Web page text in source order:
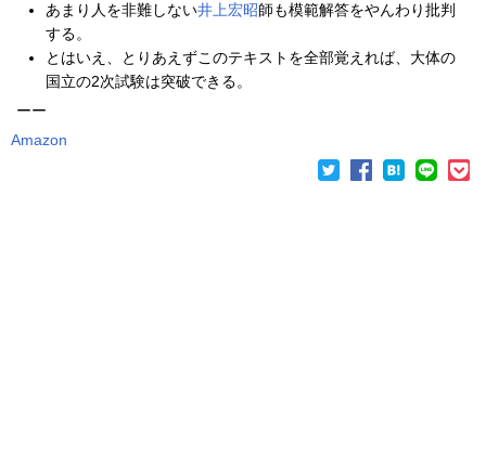
あまり人を非難しない井上宏昭師も模範解答をやんわり批判
する。
とはいえ、とりあえずこのテキストを全部覚えれば、大体の
国立の2次試験は突破できる。
ーー
Amazon